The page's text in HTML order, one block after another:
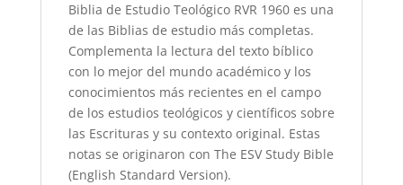
Biblia de Estudio Teológico RVR 1960 es una
de las Biblias de estudio más completas.
Complementa la lectura del texto bíblico
con lo mejor del mundo académico y los
conocimientos más recientes en el campo
de los estudios teológicos y científicos sobre
las Escrituras y su contexto original. Estas
notas se originaron con The ESV Study Bible
(English Standard Version).